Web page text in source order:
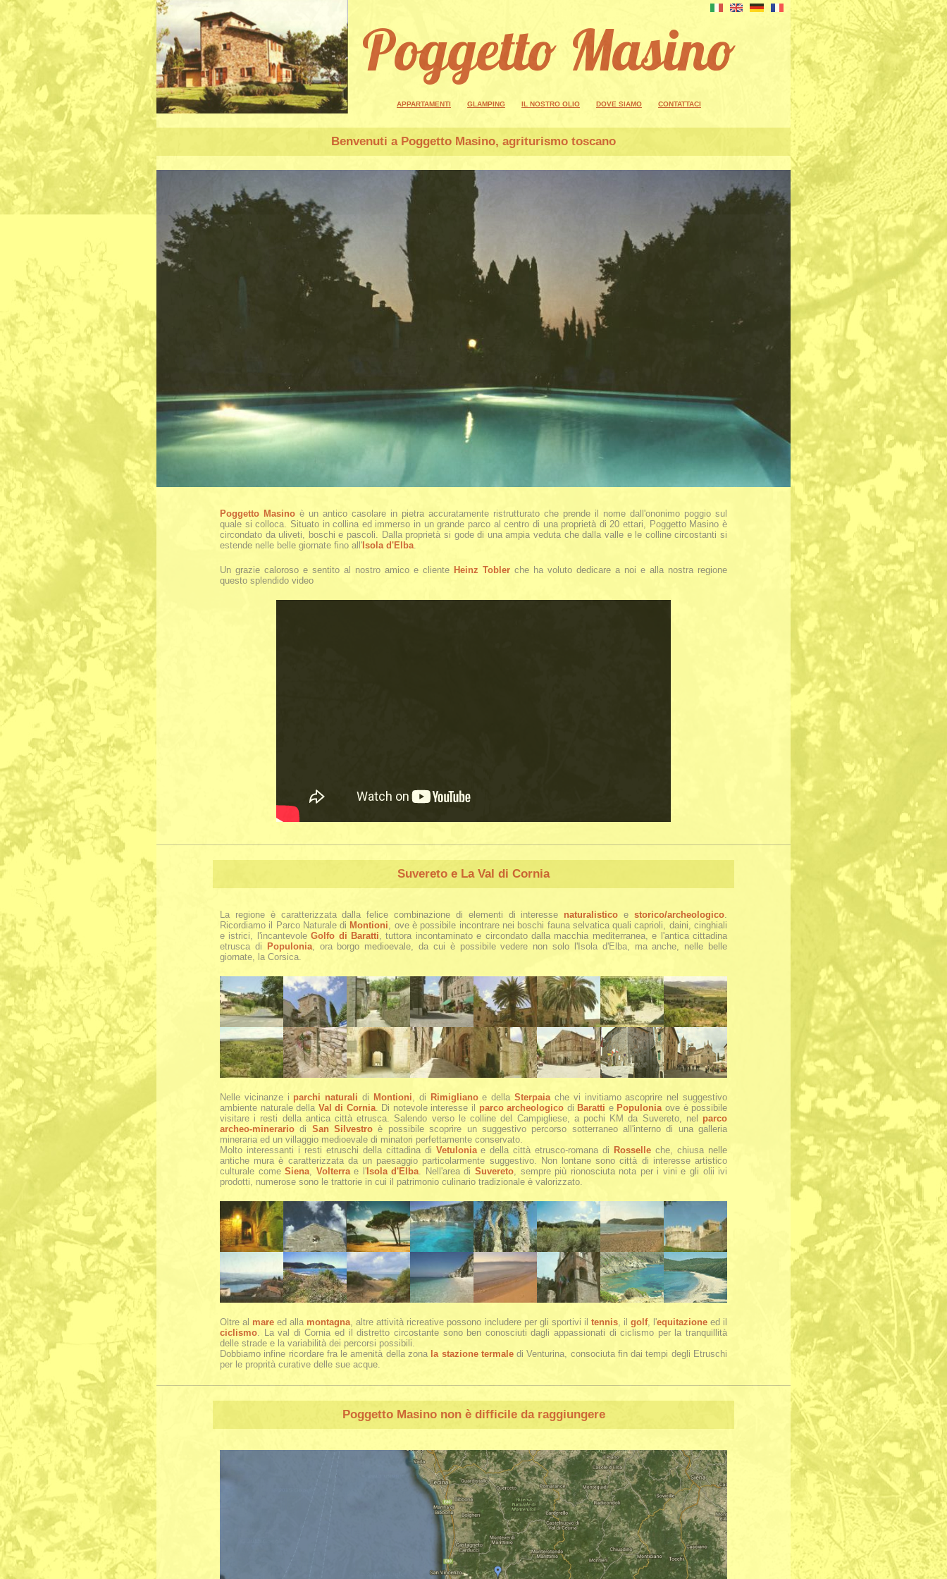
Poggetto Masino
APPARTAMENTI GLAMPING IL NOSTRO OLIO DOVE SIAMO CONTATTACI
Benvenuti a Poggetto Masino, agriturismo toscano
Poggetto Masino è un antico casolare in pietra accuratamente ristrutturato che prende il nome dall'ononimo poggio sul
quale si colloca. Situato in collina ed immerso in un grande parco al centro di una proprietà di 20 ettari, Poggetto Masino è
circondato da uliveti, boschi e pascoli. Dalla proprietà si gode di una ampia veduta che dalla valle e le colline circostanti si
estende nelle belle giornate fino all'Isola d'Elba
Un grazie caloroso e sentito al nostro amico e cliente Heinz Tobler che ha voluto dedicare a noi e alla nostra regione
questo splendido video
Suvereto e La Val di Cornia
La regione è caratterizzata dalla felice combinazione di elementi di interesse naturalistico estorico/archeologico
Ricordiamo il Parco Naturale di Montioni , ove è possibile incontrare nei boschi fauna selvatica quali caprioli, daini, cinghiali
e istrici, l'incantevoleGolfo di Baratti , tuttora incontaminato e circondato dalla macchia mediterranea, e l'antica cittadina
etrusca di Populonia, ora borgo medioevale, da cui è possibile vedere non solo l'Isola d'Elba, ma anche, nelle belle
giornate, la Corsica.
Nelle vicinanze i parchi naturali di Montioni , di Rimiglianoe dellaSterpaia che vi invitiamo ascoprire nel suggestivo
ambiente naturale della Val di Cornia. Di notevole interesse il parco archeologico di Baratti ePopulonia ove è possibile
visitare i resti della antica città etrusca. Salendo verso le colline del Campigliese, a pochi KM da Suvereto, nel parco
archeo-minerario di San Silvestro è possibile scoprire un suggestivo percorso sotterraneo all'interno di una galleria
mineraria ed un villaggio medioevale di minatori perfettamente conservato.
Molto interessanti i resti etruschi della cittadina di Vetuloniae della città etrusco-romana di Rosselle che, chiusa nelle
antiche mura è caratterizzata da un paesaggio particolarmente suggestivo. Non lontane sono città di interesse artistico
culturale comeSiena Volterrae l'Isola d'Elba . Nell'area di Suvereto , sempre più rionosciuta nota per i vini e gli olii ivi
prodotti, numerose sono le trattorie in cui il patrimonio culinario tradizionale è valorizzato.
Oltre al mare ed alla montagna , altre attività ricreative possono includere per gli sportivi il tennis, il golf, l'equitazioneed il
ciclismo . La val di Cornia ed il distretto circostante sono ben conosciuti dagli appassionati di ciclismo per la tranquillità
delle strade e la variabilità dei percorsi possibili.
Dobbiamo infine ricordare fra le amenità della zona la stazione termaledi Venturina, consociuta fin dai tempi degli Etruschi
per le proprità curative delle sue acque.
Poggetto Masinonon è difficile da raggiungere